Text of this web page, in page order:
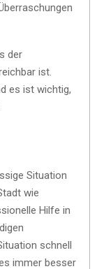
der
ist.
es ist wichtig,
Situation
wie
Hilfe in
schnell
immer besser